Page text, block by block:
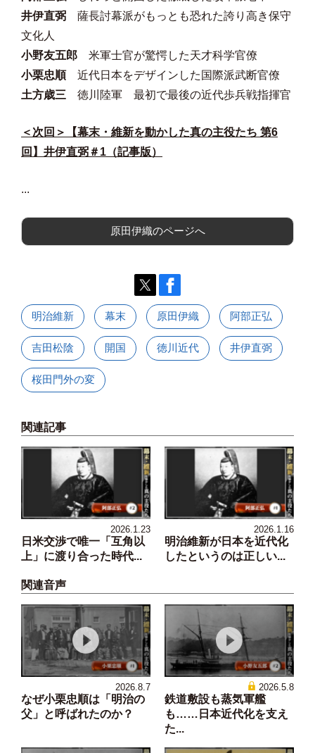
井伊直弼 薩長討幕派がもっとも恐れた誇り高き保守
文化人
小野友五郎 米軍士官が驚愕した天才科学官僚
小栗忠順近代日本をデザインした国際派武断官僚
土方歳三 徳川陸軍 最初で最後の近代歩兵戦指揮官
＜次回＞【幕末・維新を動かした真の主役たち 第6
回】井伊直弼＃1（記事版）
...
原田伊織のページへ
明治維新 幕末 原田伊織 阿部正弘
吉田松陰 開国 徳川近代 井伊直弼
桜田門外の変
関連記事
2026.1.23
日米交渉で唯一「互角以
上」に渡り合った時代...
2026.1.16
明治維新が日本を近代化
したというのは正しい...
関連音声
2026.8.7
なぜ小栗忠順は「明治の
父」と呼ばれたのか？
2026.5.8
鉄道敷設も蒸気軍艦
も……日本近代化を支え
た...